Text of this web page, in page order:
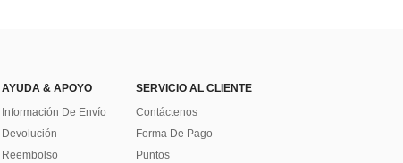
AYUDA & APOYO
Información De Envío
Devolución
Reembolso
SERVICIO AL CLIENTE
Contáctenos
Forma De Pago
Puntos